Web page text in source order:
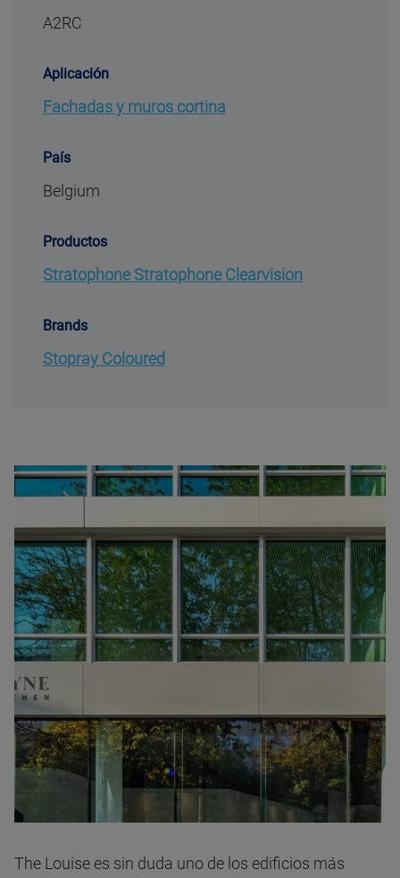
A2RC
Aplicación
Fachadas y muros cortina
País
Belgium
Productos
Stratophone Stratophone Clearvision
Brands
Stopray Coloured
The Louise es sin duda uno de los edificios más